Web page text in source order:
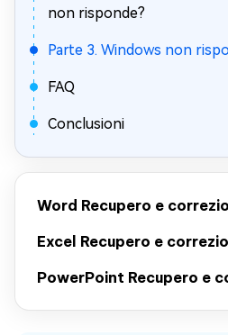
non risponde?
Parte 3. Windows non
FAQ
Conclusioni
Word Recupero e
Excel Recupero e
PowerPoint Recupero e